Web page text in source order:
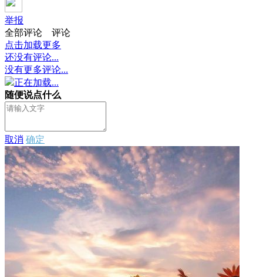
举报
全部评论
评论
点击加载更多
还没有评论...
没有更多评论...
正在加载...
随便说点什么
取消 确定